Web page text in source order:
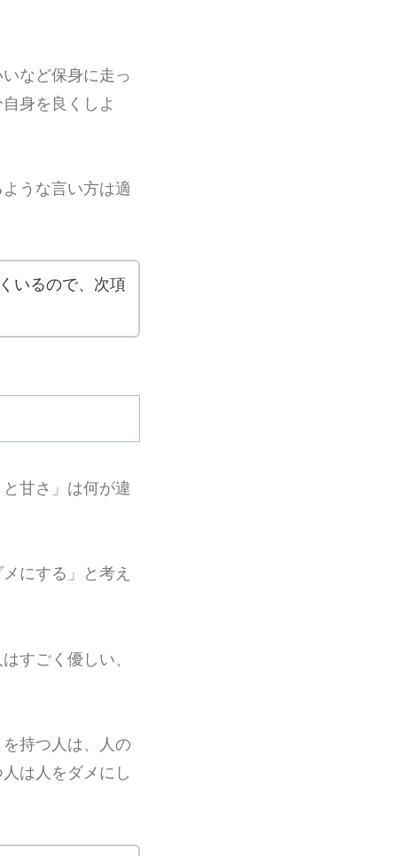
など保身に走っ
身を良くしよ
うな言い方は適
いるので、次項
甘さ」は何が違
にする」と考え
すごく優しい、
持つ人は、人の
は人をダメにし